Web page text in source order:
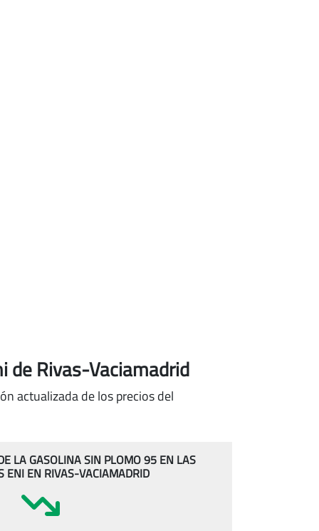
de Rivas-Vaciamadrid
actualizada de los precios del
LA GASOLINA SIN PLOMO 95 EN LAS
ENI EN RIVAS-VACIAMADRID